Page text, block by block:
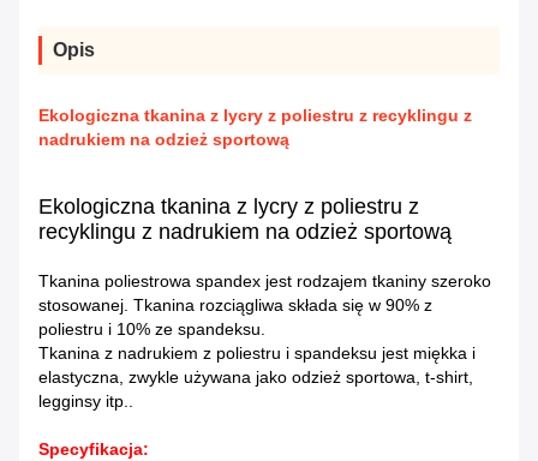
Opis
Ekologiczna tkanina z lycry z poliestru z recyklingu z
nadrukiem na odzież sportową
Ekologiczna tkanina z lycry z poliestru z
recyklingu z nadrukiem na odzież sportową
Tkanina poliestrowa spandex jest rodzajem tkaniny szeroko
stosowanej. Tkanina rozciągliwa składa się w 90% z
poliestru i 10% ze spandeksu.
Tkanina z nadrukiem z poliestru i spandeksu jest miękka i
elastyczna, zwykle używana jako odzież sportowa, t-shirt,
legginsy itp..
Specyfikacja: